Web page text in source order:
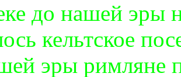
до нашей эры
кельтское
эры римляне